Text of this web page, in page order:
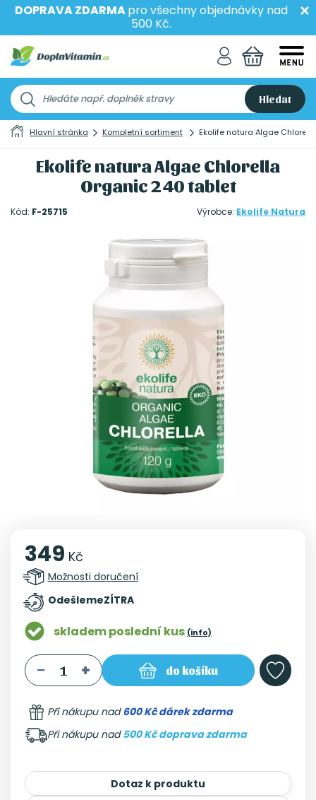
DOPRAVA ZDARMApro všechny objednávky nad
500 Kč.
Hledat
Hlavní stránka Kompletní sortiment Ekolife natura Algae
Ekolife natura Algae Chlorella
Organic 240 tablet
Kód: F-25715 Výrobce: Ekolife Natura
349 Kč
Možnosti doručení
OdešlemeZÍTRA
skladem poslední kus (info)
do košíku
Při nákupu nad600 Kč dárek zdarma
Při nákupu nad 500 Kč doprava zdarma
Dotaz k produktu